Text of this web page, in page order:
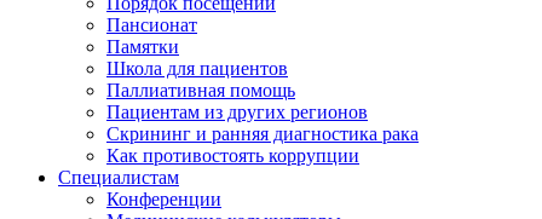
Пансионат
Памятки
Школа для пациентов
Паллиативная помощь
Пациентам из других регионов
Скрининг и ранняя диагностика рака
Как противостоять коррупции
Специалистам
Конференции